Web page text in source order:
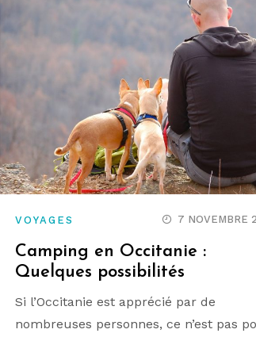
VOYAGES 7 NOVEMBRE
Camping en Occitanie :
Quelques possibilités
Si l’Occitanie est apprécié par de
nombreuses personnes, ce n’est pas